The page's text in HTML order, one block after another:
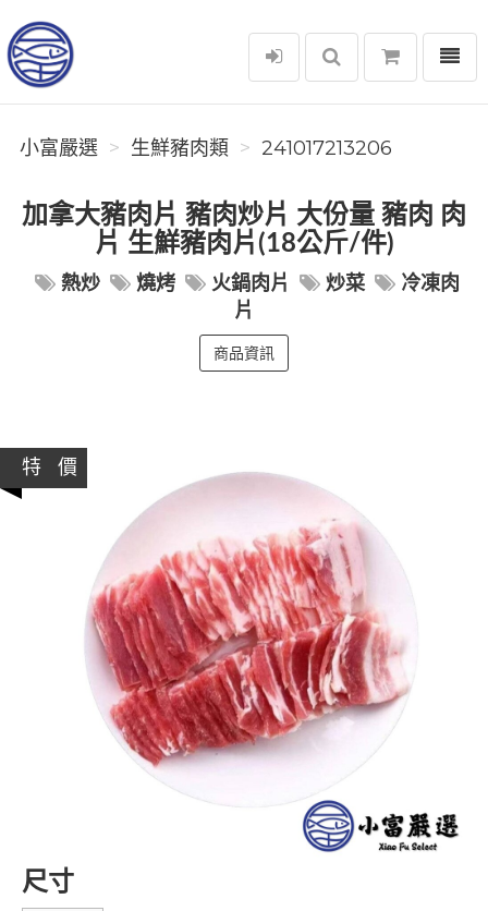
小富嚴選
選單
小富嚴選 生鮮豬肉類 241017213206
加拿大豬肉片 豬肉炒片 大份量 豬肉 肉
片 生鮮豬肉片(18公斤/件)
熱炒 燒烤 火鍋肉片 炒菜
冷凍肉
片
商品資訊
特 價
尺寸